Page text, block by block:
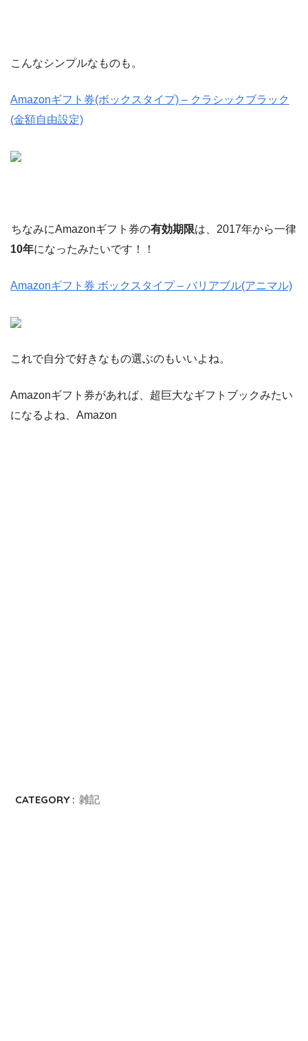
こんなシンプルなものも。
Amazonギフト券(ボックスタイプ) – クラシックブラック
(金額自由設定)
ちなみにAmazonギフト券の有効期限は、2017年から一律
10年になったみたいです！！
Amazonギフト券 ボックスタイプ – バリアブル(アニマル)
これで自分で好きなもの選ぶのもいいよね。
Amazonギフト券があれば、超巨大なギフトブックみたい
になるよね、Amazon
CATEGORY : 雑記